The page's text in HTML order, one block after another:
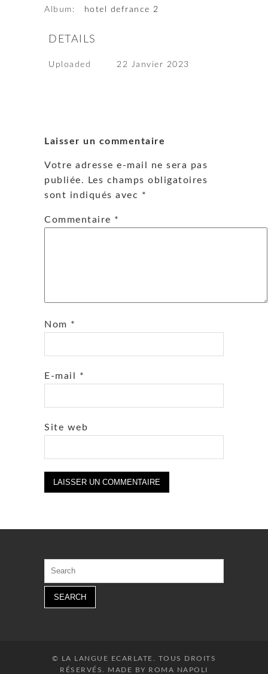
Album: hotel defrance 2
DETAILS
Uploaded 22 Janvier 2023
Laisser un commentaire
Votre adresse e-mail ne sera pas
publiée. Les champs obligatoires
sont indiqués avec *
Commentaire *
Nom *
E-mail *
Site web
for:
© LA LANGUE ECARLATE. TOUS DROITS
RÉSERVÉS. MADE BY ROMA NAPOLI